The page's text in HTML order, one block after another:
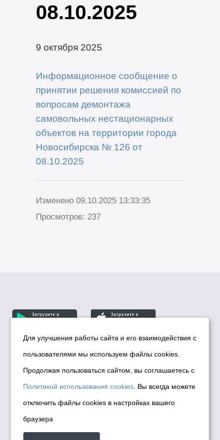
08.10.2025
9 октября 2025
Информационное сообщение о
принятии решения комиссией по
вопросам демонтажа
самовольных нестационарных
объектов на территории города
Новосибирска № 126 от
08.10.2025
Изменено 09.10.2025 13:33:35
Просмотров: 237
© Департамент информационной политики мэрии
города Новосибирска, 2026
Политика использования Cookies
Политика по обработке персональных
данных в информационных системах
мэрии города Новосибирска
Для улучшения работы сайта и его взаимодействия с
пользователями мы используем файлы cookies.
Продолжая пользоваться сайтом, вы соглашаетесь с
Политикой использования cookies . Вы всегда можете
отключить файлы cookies в настройках вашего
браузера